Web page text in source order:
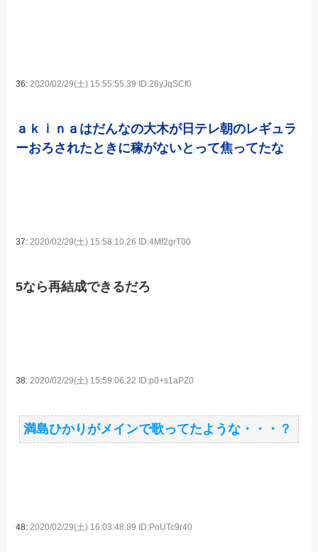
36:2020/02/29(土) 15:55:55.39 ID:26yJqSCf0
ａｋｉｎａはだんなの大木が日テレ朝のレギュラ
ーおろされたときに稼がないとって焦ってたな
37:2020/02/29(土) 15:58:10.26 ID:4Mf2grT00
5なら再結成できるだろ
38: 2020/02/29(土) 15:59:06.22 ID:p0+s1aPZ0
満島ひかりがメインで歌ってたような・・・？
48:2020/02/29(土) 16:03:48.89 ID:PoUTc9r40